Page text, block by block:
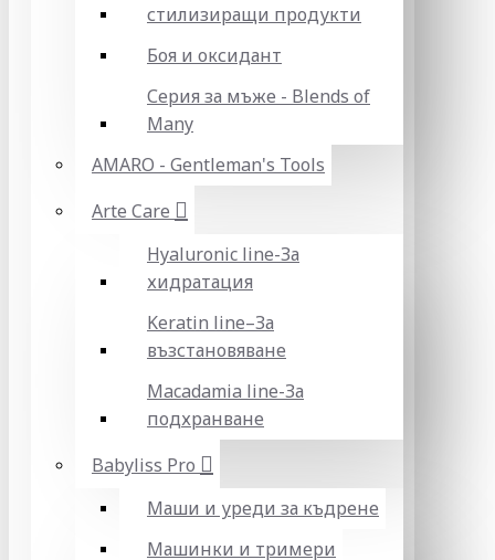
стилизиращи продукти
Боя и оксидант
Серия за мъже - Blends of
Many
AMARO - Gentleman's Tools
Arte Care
Hyaluronic line-За
хидратация
Keratin line–За
възстановяване
Macadamia line-За
подхранване
Babyliss Pro
Маши и уреди за къдрене
Машинки и тримери